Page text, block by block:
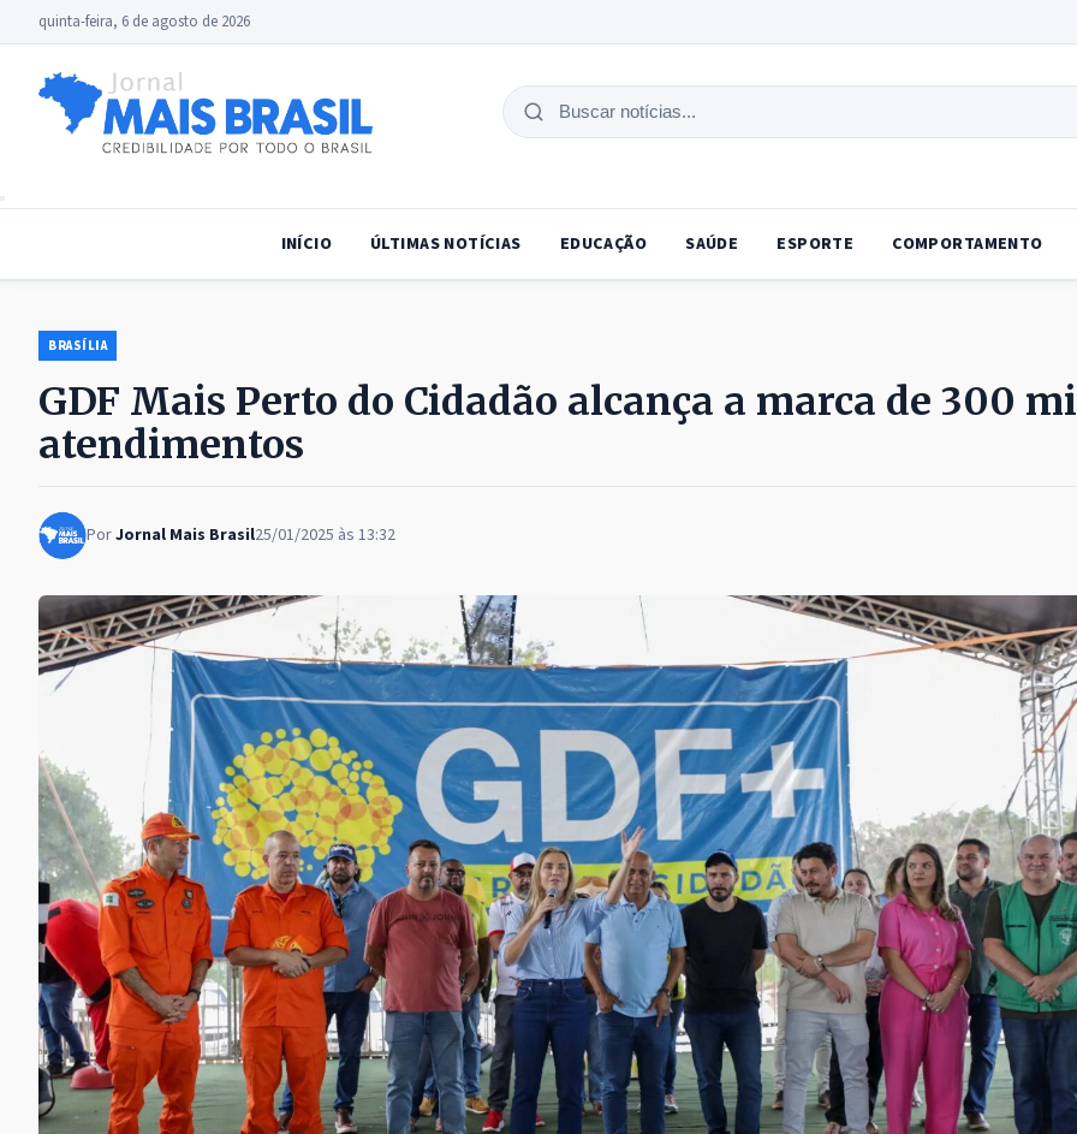
quinta-feira, 6 de agosto de 2026
Buscar
INÍCIO ÚLTIMAS NOTÍCIAS EDUCAÇÃO SAÚDE ESPORTE COMPORTAMENTO
BRASÍLIA
GDF Mais Perto do Cidadão alcança a marca de 300
atendimentos
PorJornal Mais Brasil25/01/2025 às 13:32